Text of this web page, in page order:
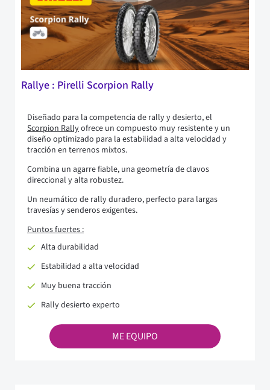
Rallye : Pirelli Scorpion Rally
Diseñado para la competencia de rally y desierto, el
Scorpion Rallyofrece un compuesto muy resistente y un
diseño optimizado para la estabilidad a alta velocidad y
tracción en terrenos mixtos.
Combina un agarre fiable, una geometría de clavos
direccional y alta robustez.
Un neumático de rally duradero, perfecto para largas
travesías y senderos exigentes.
Puntos fuertes :
Alta durabilidad
Estabilidad a alta velocidad
Muy buena tracción
Rally desierto experto
ME EQUIPO